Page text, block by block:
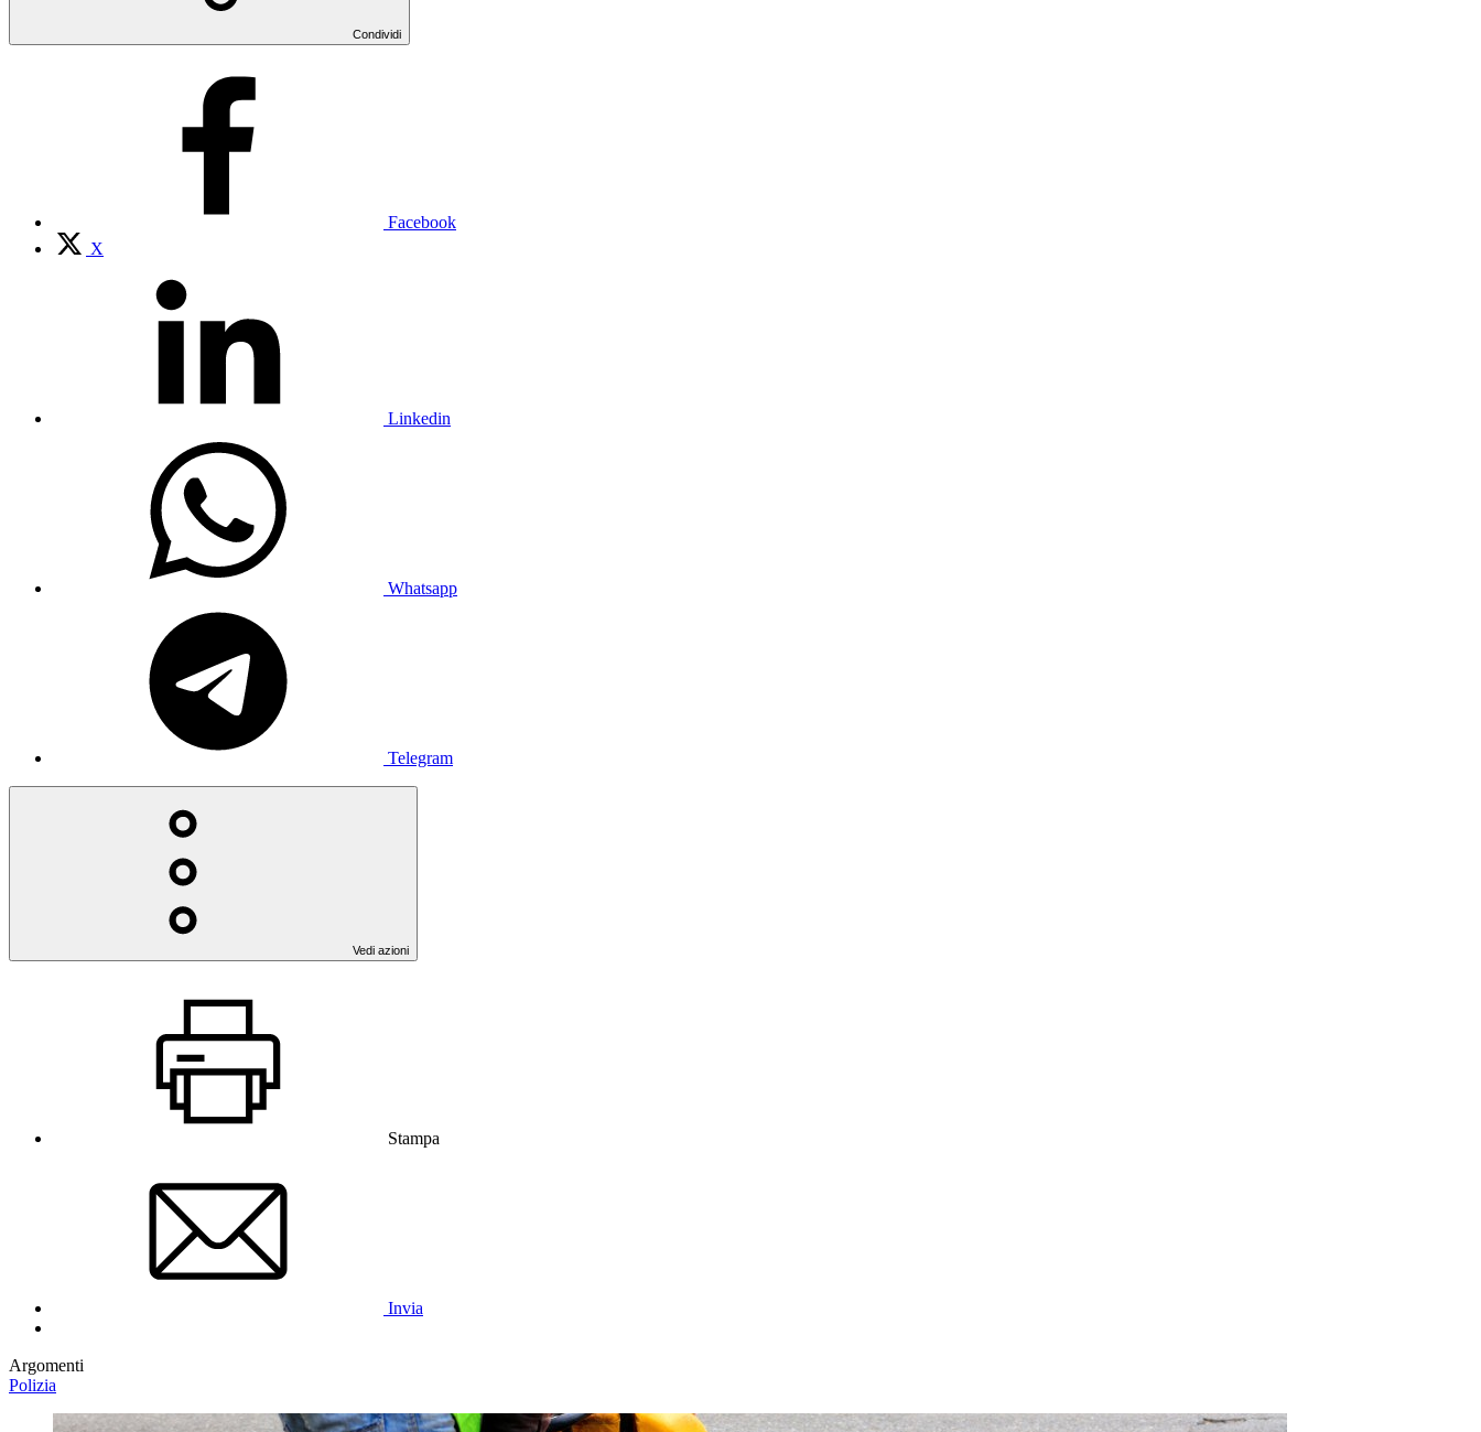
Condividi
Facebook
X
Linkedin
Whatsapp
Telegram
Vedi azioni
Stampa
Invia
Argomenti
Polizia